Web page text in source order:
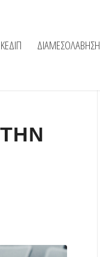
ΚΕΔΙΠ ΔΙΑΜΕΣΟΛΑΒΗΣΗ
Τ